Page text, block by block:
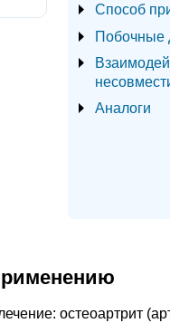
Способ
Побочные
Аналоги
остеоартрит